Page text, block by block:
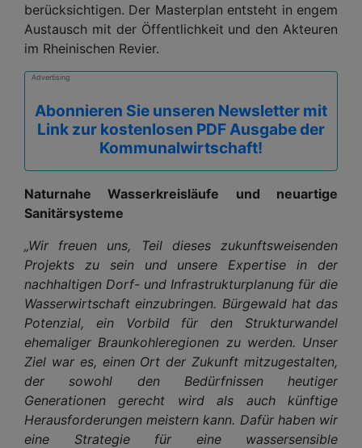
berücksichtigen. Der Masterplan entsteht in engem
Austausch mit der Öffentlichkeit und den Akteuren
im Rheinischen Revier.
Advertising
Abonnieren Sie unseren Newsletter mit
Link zur kostenlosen PDF Ausgabe der
Kommunalwirtschaft!
Naturnahe Wasserkreisläufe und neuartige
Sanitärsysteme
„Wir freuen uns, Teil dieses zukunftsweisenden
Projekts zu sein und unsere Expertise in der
nachhaltigen Dorf- und Infrastrukturplanung für die
Wasserwirtschaft einzubringen. Bürgewald hat das
Potenzial, ein Vorbild für den Strukturwandel
ehemaliger Braunkohleregionen zu werden. Unser
Ziel war es, einen Ort der Zukunft mitzugestalten,
der sowohl den Bedürfnissen heutiger
Generationen gerecht wird als auch künftige
Herausforderungen meistern kann. Dafür haben wir
eine Strategie für eine wassersensible